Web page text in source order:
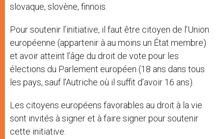
slovaque, slovène, finnois.
Pour soutenir l’initiative, il faut être citoyen de l’Union
européenne (appartenir à au moins un État membre)
et avoir atteint l’âge du droit de vote pour les
élections du Parlement européen (18 ans dans tous
les pays, sauf l’Autriche où il suffit d’avoir 16 ans).
Les citoyens européens favorables au droit à la vie
sont invités à signer et à faire signer pour soutenir
cette initiative.